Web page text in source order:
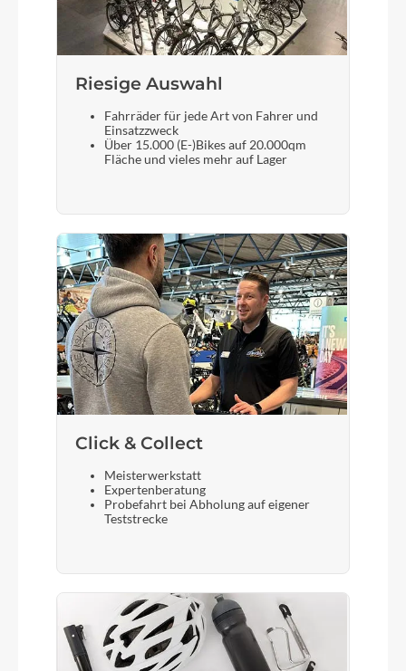
Syncros Belcarra V-Concept 2.0
Gabel
FOIL Disc HMX 1" Excentric Carbon steerer
Sattelstütze
Riesige Auswahl
Fahrräder für jede Art von Fahrer und
Einsatzzweck
Über 15.000 (E-)Bikes auf 20.000qm
Fläche und vieles mehr auf Lager
Click & Collect
Meisterwerkstatt
Expertenberatung
Probefahrt bei Abholung auf eigener
Teststrecke